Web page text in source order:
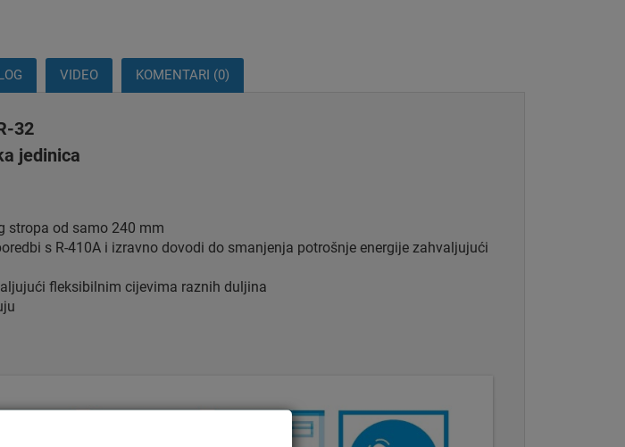
VIDEO KOMENTARI (0)
32
jedinica
stropa od samo 240 mm
s R-410A i izravno dovodi do smanjenja potrošnje energije zahvaljujući
fleksibilnim cijevima raznih duljina